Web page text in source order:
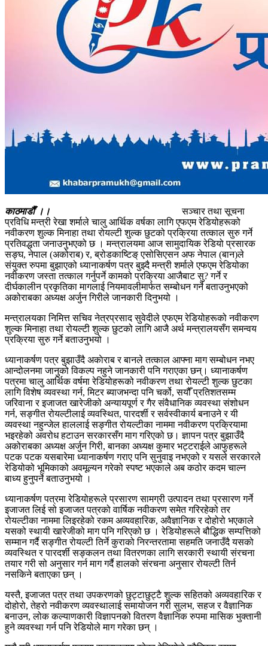
काठमाडाैँ ।।
सञ्चार तथा सूचना
प्रविधि मन्त्री रेखा शर्माले चालु आर्थिक वर्षका लागि एफएम रेडियोहरूको
नवीकरण शुल्क मिनाहा तथा रोयल्टी शुल्क छुटको प्रक्रिया तत्काल सुरु गर्ने
प्रतिवद्धता जनाउनुभएको छ । मन्त्रालयमा आज सामुदायिक रेडियो प्रसारक
सङ्घ, नेपाल (अकोराब) र, ब्रोडकाष्टिङ् एसोसिएसन अफ नेपाल (बान)ले
संयुक्त रुपमा बुझाएको ध्यानाकर्षण पत्र बुझ्दै मन्त्री शर्माले एफएम रेडियोका
नवीकरण जस्ता तत्काल गर्नुपर्ने कामको प्रक्रिया आजैबाट सु? गर्ने र
दीर्घकालीन प्रकृतिका मागलाई नियमावलीमार्फत सम्बोधन गर्ने बताउनुभएको
अकोराबका अध्यक्ष अर्जुन गिरीले जानकारी दिनुभयो ।
मन्त्रालयका निमित्त सचिव नेत्रप्रसाद सुवेदीले एफएम रेडियोहरूको नवीकरण
शुल्क मिनाहा तथा रोयल्टी शुल्क छुटको लागि आजै अर्थ मन्त्रालयसँग समन्वय
प्रक्रिया सुरु गर्ने बताउनुभयो ।
ध्यानाकर्षण पत्र बुझाउँदै अकाेराब र बानले तत्काल आफ्ना माग सम्बोधन नभए
आन्दोलनमा जानुको विकल्प नहुने जानकारी पनि गराएका छन्। ध्यानाकर्षण
पत्रमा चालु आर्थिक वर्षमा रेडियोहरूको नवीकरण तथा रोयल्टी शुल्क छुटका
लागि विशेष व्यवस्था गर्न, मिटर ब्याजभन्दा पनि चर्को, सयौँ प्रतिशतसम्म
जरिवाना र इजाजत खारेजीको अन्यायपूर्ण र गैर संवैधानिक व्यवस्था संशोधन
गर्न, सङ्गीत रोयल्टीलाई व्यवस्थित, पारदर्शी र सर्वस्वीकार्य बनाउने र यी
व्यवस्था नहुन्जेल हाललाई सङ्गीत रोयल्टीका नाममा नवीकरण प्रक्रियामा
भइरहेको अवरोध हटाउन सरकारसँग माग गरिएको छ। ज्ञापन पत्र बुझाउँदै
अकोराबका अध्यक्ष अर्जुन गिरी, बानका अध्यक्ष कुमार भट्टराईले आफुहरूले
पटक पटक यसबारेमा ध्यानाकर्षण गराए पनि सुनुवाइ नभएको र यसले सरकारले
रेडियोको भूमिकाको अवमूल्यन गरेको स्पष्ट भएकाले अब कठोर कदम चाल्न
बाध्य हुनुपर्ने बताउनुभयो ।
ध्यानाकर्षण पत्रमा रेडियोहरूले प्रसारण सामग्री उत्पादन तथा प्रसारण गर्ने
इजाजत लिई सो इजाजत पत्रको वार्षिक नवीकरण समेत गरिरहेको तर
रोयल्टीका नाममा लिइरहेको रकम अव्यवहारिक, अवैज्ञानिक र दोहोरो भएकाले
यसको स्थायी खारेजीको माग पनि गरिएको छ । रेडियोहरूले बौद्धिक सम्पत्तिको
सम्मान गर्दै सङ्गीत रोयल्टी तिर्ने कुराको निरन्तरतामा सहमति जनाउँदै यसको
व्यवस्थित र पारदर्शी सङ्कलन तथा वितरणका लागि सरकारी स्थायी संरचना
तयार गरी सो अनुसार गर्न माग गर्दै हालको संरचना अनुसार रोयल्टी तिर्न
नसकिने बताएका छन् ।
यस्तै, इजाजत पत्र तथा उपकरणको छुट्टाछुट्टै शुल्क सहितको अव्यवहारिक र
दोहोरो, तेहरो नवीकरण व्यवस्थालाई समायोजन गरी सुलभ, सहज र वैज्ञानिक
बनाउन, लोक कल्याणकारी विज्ञापनको वितरण वैज्ञानिक रुपमा मासिक भुक्तानी
हुने व्यवस्था गर्न पनि रेडियोले माग गरेका छन् ।